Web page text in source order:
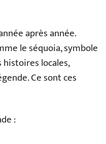
après année.
le séquoia, symbole
histoires locales,
Ce sont ces
: